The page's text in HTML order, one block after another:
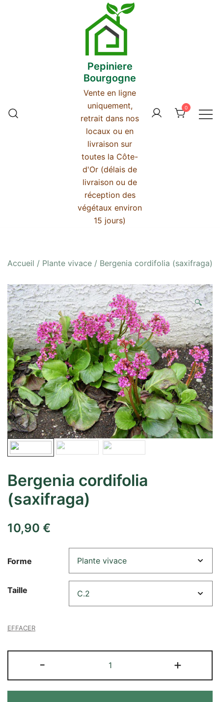
Pepiniere
Bourgogne
Vente en ligne
uniquement,
retrait dans nos
locaux ou en
livraison sur
toutes la Côte-
d'Or (délais de
livraison ou de
réception des
végétaux environ
15 jours)
0
Accueil / Plante vivace / Bergenia cordifolia (saxifraga)
🔍
Bergenia cordifolia
(saxifraga)
10,90 €
Forme
Taille
EFFACER
-
de
Bergenia
+